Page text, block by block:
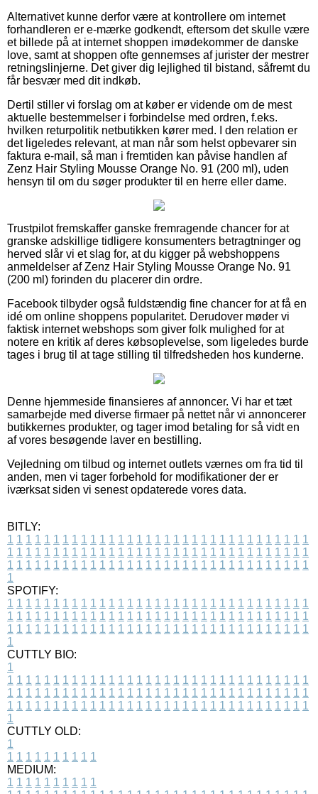
Alternativet kunne derfor være at kontrollere om internet
forhandleren er e-mærke godkendt, eftersom det skulle være
et billede på at internet shoppen imødekommer de danske
love, samt at shoppen ofte gennemses af jurister der mestrer
retningslinjerne. Det giver dig lejlighed til bistand, såfremt du
får besvær med dit indkøb.
Dertil stiller vi forslag om at køber er vidende om de mest
aktuelle bestemmelser i forbindelse med ordren, f.eks.
hvilken returpolitik netbutikken kører med. I den relation er
det ligeledes relevant, at man når som helst opbevarer sin
faktura e-mail, så man i fremtiden kan påvise handlen af
Zenz Hair Styling Mousse Orange No. 91 (200 ml), uden
hensyn til om du søger produkter til en herre eller dame.
Trustpilot fremskaffer ganske fremragende chancer for at
granske adskillige tidligere konsumenters betragtninger og
herved slår vi et slag for, at du kigger på webshoppens
anmeldelser af Zenz Hair Styling Mousse Orange No. 91
(200 ml) forinden du placerer din ordre.
Facebook tilbyder også fuldstændig fine chancer for at få en
idé om online shoppens popularitet. Derudover møder vi
faktisk internet webshops som giver folk mulighed for at
notere en kritik af deres købsoplevelse, som ligeledes burde
tages i brug til at tage stilling til tilfredsheden hos kunderne.
Denne hjemmeside finansieres af annoncer. Vi har et tæt
samarbejde med diverse firmaer på nettet når vi annoncerer
butikkernes produkter, og tager imod betaling for så vidt en
af vores besøgende laver en bestilling.
Vejledning om tilbud og internet outlets værnes om fra tid til
anden, men vi tager forbehold for modifikationer der er
iværksat siden vi senest opdaterede vores data.
BITLY:
1 1 1 1 1 1 1 1 1 1 1 1 1 1 1 1 1 1 1 1 1 1 1 1 1 1 1 1 1 1 1 1 1
1 1 1 1 1 1 1 1 1 1 1 1 1 1 1 1 1 1 1 1 1 1 1 1 1 1 1 1 1 1 1 1 1
1 1 1 1 1 1 1 1 1 1 1 1 1 1 1 1 1 1 1 1 1 1 1 1 1 1 1 1 1 1 1 1 1
1
SPOTIFY:
1 1 1 1 1 1 1 1 1 1 1 1 1 1 1 1 1 1 1 1 1 1 1 1 1 1 1 1 1 1 1 1 1
1 1 1 1 1 1 1 1 1 1 1 1 1 1 1 1 1 1 1 1 1 1 1 1 1 1 1 1 1 1 1 1 1
1 1 1 1 1 1 1 1 1 1 1 1 1 1 1 1 1 1 1 1 1 1 1 1 1 1 1 1 1 1 1 1 1
1
CUTTLY BIO:
1
1 1 1 1 1 1 1 1 1 1 1 1 1 1 1 1 1 1 1 1 1 1 1 1 1 1 1 1 1 1 1 1 1
1 1 1 1 1 1 1 1 1 1 1 1 1 1 1 1 1 1 1 1 1 1 1 1 1 1 1 1 1 1 1 1 1
1 1 1 1 1 1 1 1 1 1 1 1 1 1 1 1 1 1 1 1 1 1 1 1 1 1 1 1 1 1 1 1 1
1
CUTTLY OLD:
1
1 1 1 1 1 1 1 1 1 1
MEDIUM:
1 1 1 1 1 1 1 1 1 1